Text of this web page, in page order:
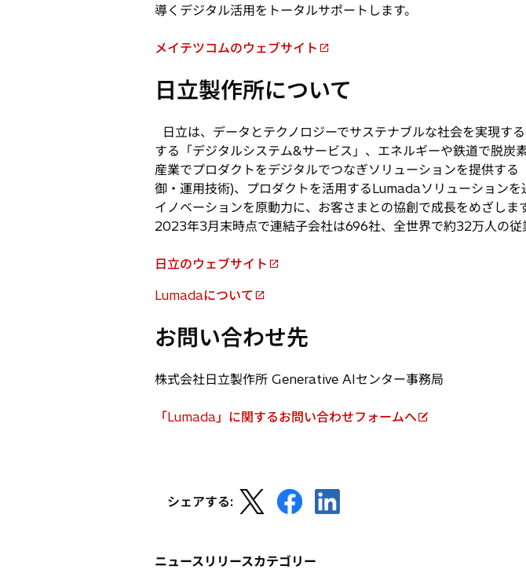
く
導くデジタル活用をトータルサポートします。
メイテツコムのウェブサイト
新
い
ブ
で
開
く
日立製作所について
日立は、データとテクノロジーでサステナブルな社会を実現す
する「デジタルシステム&サービス」、エネルギーや鉄道で脱
産業でプロダクトをデジタルでつなぎソリューションを提供す
御・運用技術)、プロダクトを活用するLumadaソリューションを
イノベーションを原動力に、お客さまとの協創で成長をめざし
2023年3月末時点で連結子会社は696社、全世界で約32万人の従
日立のウェブサイト
新
し
タ
ブ
開
Lumadaについて
新
い
ブ
開
お問い合わせ先
株式会社日立製作所 Generative AIセンター事務局
「Lumada」に関するお問い合わせフォームへ
く
シェアする:
し
タ
新
し
ニュースリリースカテゴリー